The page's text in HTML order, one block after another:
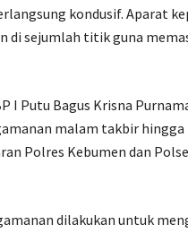
kondusif. Aparat
di sejumlah titik guna
I Putu Bagus Krisna
malam takbir hingga
Polres Kebumen dan
dilakukan untuk